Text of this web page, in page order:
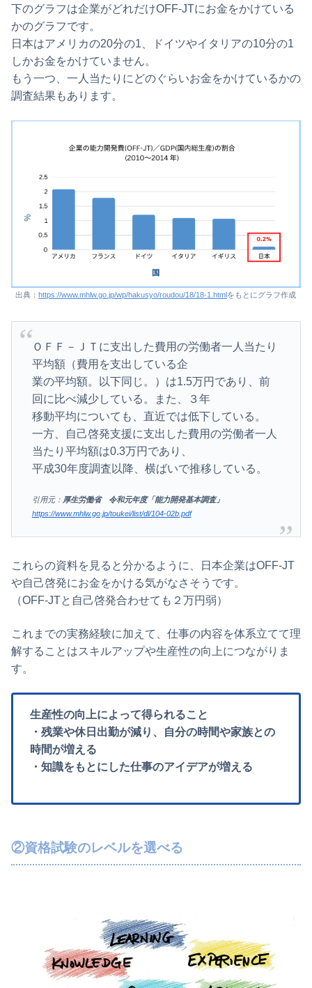
下のグラフは企業がどれだけOFF-JTにお金をかけている
かのグラフです。
日本はアメリカの20分の1、ドイツやイタリアの10分の1
しかお金をかけていません。
もう一つ、一人当たりにどのぐらいお金をかけているかの
調査結果もあります。
出典： https://www.mhlw.go.jp/wp/hakusyo/roudou/18/18-1.htmlをもとにグラフ作成
ＯＦＦ－ＪＴに支出した費用の労働者一人当たり
平均額（費用を支出している企
業の平均額。以下同じ。）は1.5万円であり、前
回に比べ減少している。また、３年
移動平均についても、直近では低下している。
一方、自己啓発支援に支出した費用の労働者一人
当たり平均額は0.3万円であり、
平成30年度調査以降、横ばいで推移している。
引用元： 厚生労働省 令和元年度「能力開発基本調査」
https://www.mhlw.go.jp/toukei/list/dl/104-02b.pdf
これらの資料を見ると分かるように、日本企業はOFF-JT
や自己啓発にお金をかける気がなさそうです。
（OFF-JTと自己啓発合わせても２万円弱）
これまでの実務経験に加えて、仕事の内容を体系立てて理
解することはスキルアップや生産性の向上につながりま
す。
生産性の向上によって得られること
・残業や休日出勤が減り、自分の時間や家族との
時間が増える
・知識をもとにした仕事のアイデアが増える
②資格試験のレベルを選べる